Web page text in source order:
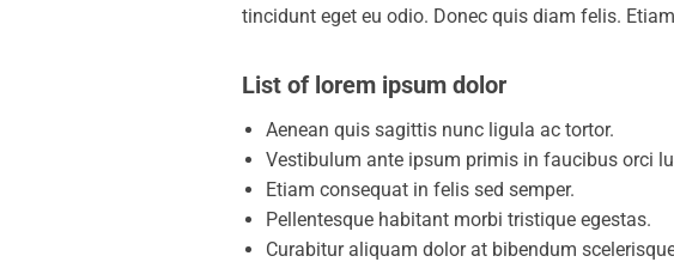
tincidunt eget eu odio. Donec quis diam felis.
List of lorem ipsum dolor
Aenean quis sagittis nunc ligula ac tortor.
Vestibulum ante ipsum primis in faucibus orci
Etiam consequat in felis sed semper.
Pellentesque habitant morbi tristique egestas.
Curabitur aliquam dolor at bibendum